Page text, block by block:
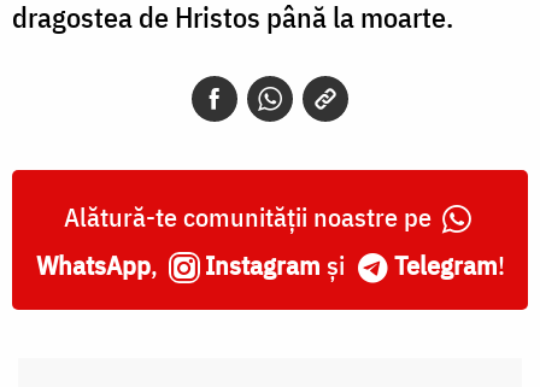
dragostea de Hristos până la moarte.
Alătură-te comunității noastre pe
WhatsApp, Instagram și Telegram!